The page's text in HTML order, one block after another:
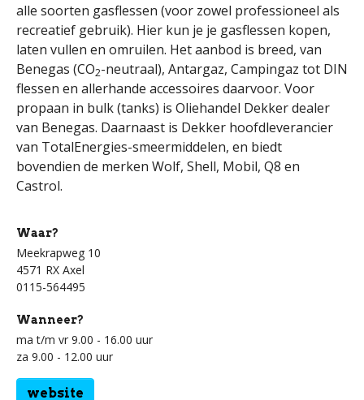
alle soorten gasflessen (voor zowel professioneel als
recreatief gebruik). Hier kun je je gasflessen kopen,
laten vullen en omruilen. Het aanbod is breed, van
Benegas (CO2-neutraal), Antargaz, Campingaz tot DIN
flessen en allerhande accessoires daarvoor. Voor
propaan in bulk (tanks) is Oliehandel Dekker dealer
van Benegas. Daarnaast is Dekker hoofdleverancier
van TotalEnergies-smeermiddelen, en biedt
bovendien de merken Wolf, Shell, Mobil, Q8 en
Castrol.
Waar?
Meekrapweg 10
4571 RX Axel
0115-564495
Wanneer?
ma t/m vr 9.00 - 16.00 uur
za 9.00 - 12.00 uur
website